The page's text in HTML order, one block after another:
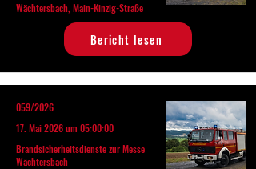
Wächtersbach, Main-Kinzig-Straße
Bericht lesen
059/2026
17. Mai 2026 um 05:00:00
Brandsicherheitsdienste zur Messe
Wächtersbach